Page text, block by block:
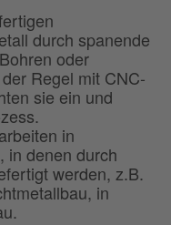
durch spanende
oder
Regel mit CNC-
sie ein und
in
in denen durch
werden, z.B.
in